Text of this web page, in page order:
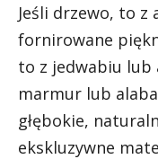
Jeśli drzewo, to z
fornirowane
to z jedwabiu lub
marmur lub
głębokie,
ekskluzywne